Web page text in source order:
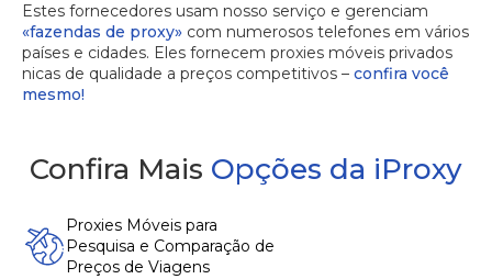
Estes fornecedores usam nosso serviço e gerenciam
«fazendas de proxy» com numerosos telefones em vários
países e cidades. Eles fornecem proxies móveis privados
nicas de qualidade a preços competitivos – confira você
mesmo!
Confira Mais Opções da iProxy
Proxies Móveis para
Pesquisa e Comparação de
Preços de Viagens